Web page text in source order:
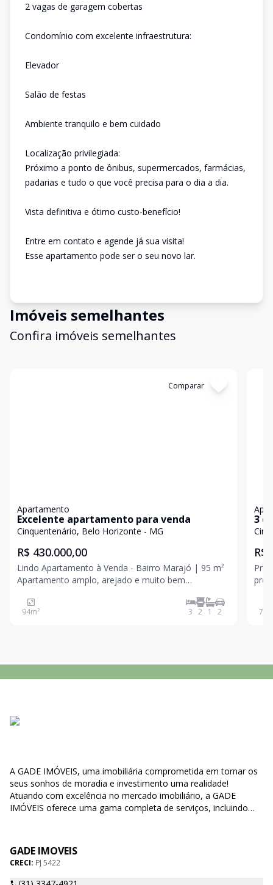
2 vagas de garagem cobertas
Condomínio com excelente infraestrutura:
Elevador
Salão de festas
Ambiente tranquilo e bem cuidado
Localização privilegiada:
Próximo a ponto de ônibus, supermercados, farmácias,
padarias e tudo o que você precisa para o dia a dia.
Vista definitiva e ótimo custo-benefício!
Entre em contato e agende já sua visita!
Esse apartamento pode ser o seu novo lar.
Imóveis semelhantes
Confira imóveis semelhantes
Comparar
Apartamento
Excelente apartamento para venda
Cinquentenário, Belo Horizonte - MG
R$ 430.000,00
Lindo Apartamento à Venda - Bairro Marajó | 95 m²
Apartamento amplo, arejado e muito bem
quem busca conforto e praticidade. Características
do imóvel: 3 dormitórios, sendo 1 suíte Sala ampla
94m² 3 2 1 2
3
R$
78
A GADE IMÓVEIS, uma imobiliária comprometida em tornar os
seus sonhos de moradia e investimento uma realidade!
Atuando com excelência no mercado imobiliário, a GADE
IMÓVEIS oferece uma gama completa de serviços, incluindo
missão é simplificar o processo de encontrar o lar perfeito para
você, tornando-o uma experiência agradável e sem
complicações. Nosso compromisso com a qualidade é o que
nos diferencia. Utilizamos métodos eficazes e modernos,
GADE IMOVEIS
CRECI: PJ 5422